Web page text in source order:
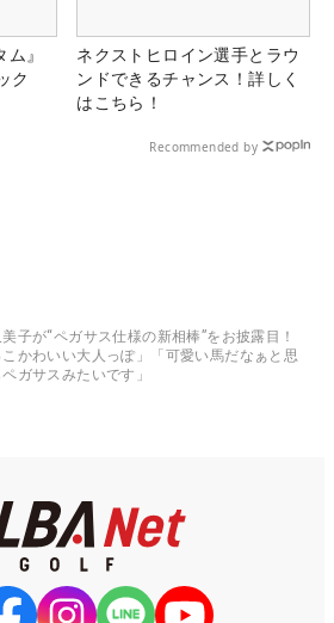
』
ク
ネクストヒロイン選手とラウ
ンドできるチャンス！詳しく
はこちら！
Recommended by
子が“ペガサス仕様の新相棒”をお披露目！
こかわいい大人っぽ」「可愛い馬だなぁと思
ガサスみたいです」